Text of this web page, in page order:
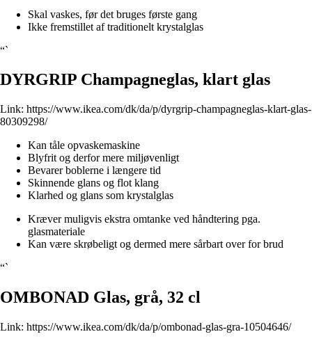
Skal vaskes, før det bruges første gang
Ikke fremstillet af traditionelt krystalglas
“`
DYRGRIP Champagneglas, klart glas
Link: https://www.ikea.com/dk/da/p/dyrgrip-champagneglas-klart-glas-
80309298/
Kan tåle opvaskemaskine
Blyfrit og derfor mere miljøvenligt
Bevarer boblerne i længere tid
Skinnende glans og flot klang
Klarhed og glans som krystalglas
Kræver muligvis ekstra omtanke ved håndtering pga.
glasmateriale
Kan være skrøbeligt og dermed mere sårbart over for brud
“`
OMBONAD Glas, grå, 32 cl
Link: https://www.ikea.com/dk/da/p/ombonad-glas-gra-10504646/